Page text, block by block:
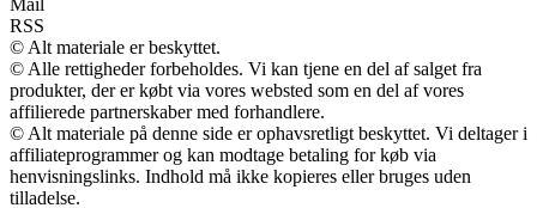
RSS
© Alt materiale er beskyttet.
© Alle rettigheder forbeholdes. Vi kan tjene en del af salget fra
produkter, der er købt via vores websted som en del af vores
affilierede partnerskaber med forhandlere.
© Alt materiale på denne side er ophavsretligt beskyttet. Vi deltager i
affiliateprogrammer og kan modtage betaling for køb via
henvisningslinks. Indhold må ikke kopieres eller bruges uden
tilladelse.